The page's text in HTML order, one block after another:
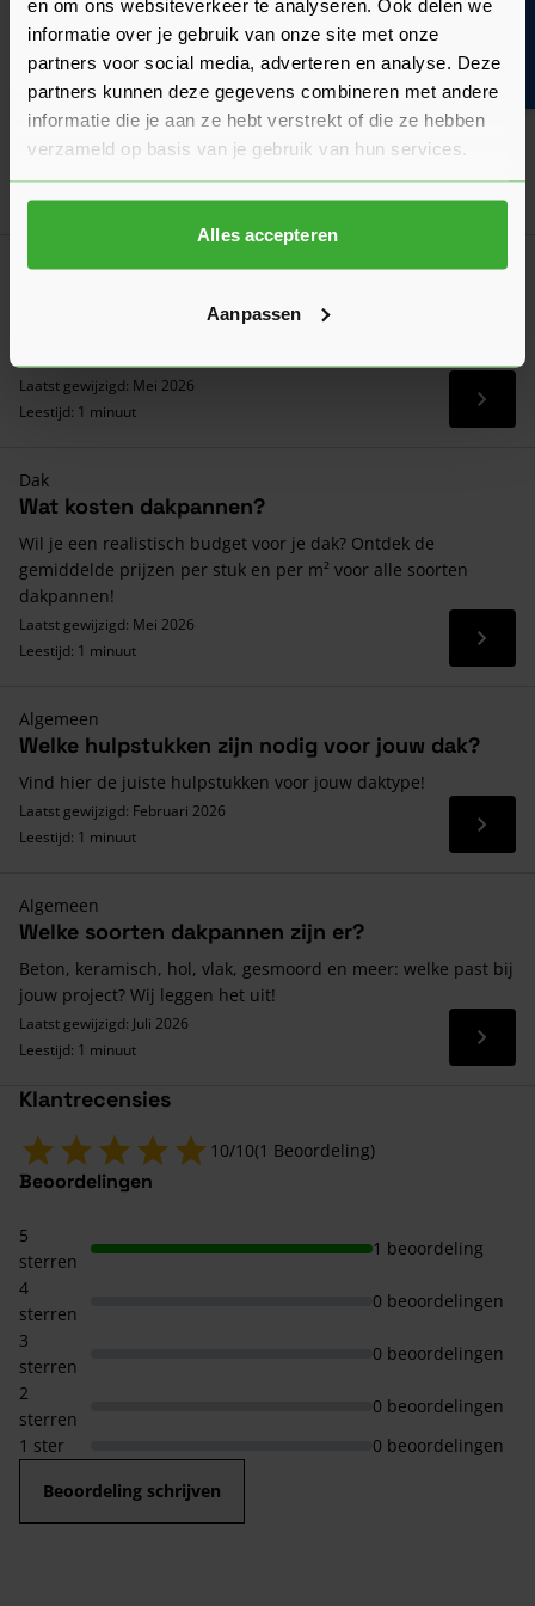
en om ons websiteverkeer te analyseren. Ook delen we
informatie over je gebruik van onze site met onze
partners voor social media, adverteren en analyse. Deze
partners kunnen deze gegevens combineren met andere
informatie die je aan ze hebt verstrekt of die ze hebben
verzameld op basis van je gebruik van hun services.
Alles accepteren
Aanpassen
Algemeen
Hoeveel dakpannen per m2 heb je nodig voor
een hellend dak?
Hier vind je een handig overzicht van het aantal dakpannen
per m² en hoe je dit zelf kunt berekenen!
Leestijd: 1 minuut
Lees
Algemeen
Voorkom lekkages en energiekosten: lees nu wanneer je
Laatst gewijzigd: Mei 2026
Leestijd: 1 minuut
Lees
Dak
Wat kosten dakpannen?
Wil je een realistisch budget voor je dak? Ontdek de
gemiddelde prijzen per stuk en per m² voor alle soorten
dakpannen!
Laatst gewijzigd: Mei 2026
Leestijd: 1 minuut
Lees
Algemeen
Welke hulpstukken zijn nodig voor jouw dak?
Vind hier de juiste hulpstukken voor jouw daktype!
Laatst gewijzigd: Februari 2026
Leestijd: 1 minuut
Lees
Algemeen
Welke soorten dakpannen zijn er?
Beton, keramisch, hol, vlak, gesmoord en meer: welke past bij
jouw project? Wij leggen het uit!
Laatst gewijzigd: Juli 2026
Leestijd: 1 minuut
Lees
Klantrecensies
10/10(1 Beoordeling)
Beoordelingen
5
sterren
1 beoordeling
4
sterren
0 beoordelingen
3
sterren
0 beoordelingen
2
sterren
0 beoordelingen
1 ster
0 beoordelingen
Beoordeling schrijven